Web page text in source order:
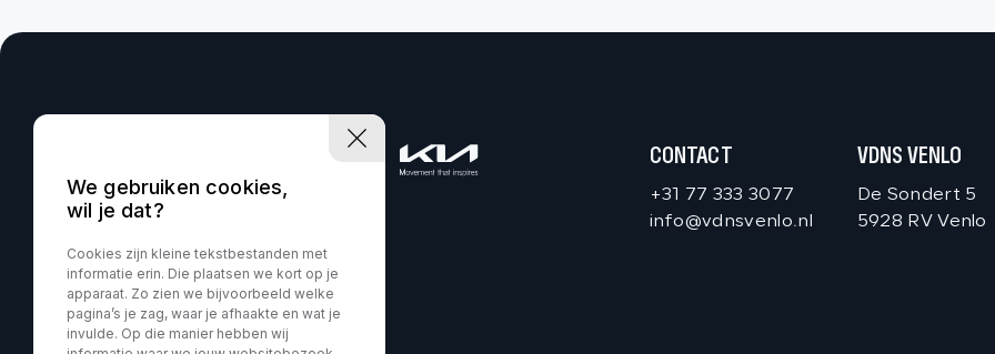
CONTACT
+31 77 333 3077
info@vdnsvenlo.nl
VDNS VENLO
De Sondert 5
5928 RV Venlo
We gebruiken cookies,
wil je dat?
Cookies zijn kleine tekstbestanden met
informatie erin. Die plaatsen we kort op je
apparaat. Zo zien we bijvoorbeeld welke
pagina’s je zag, waar je afhaakte en wat je
invulde. Op die manier hebben wij